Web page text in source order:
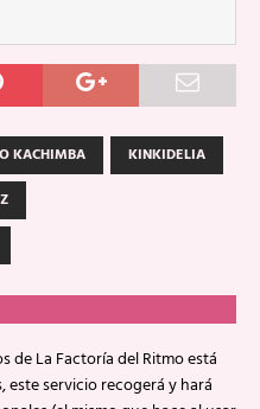
KACHIMBA
KINKIDELIA
de La Factoría del Ritmo está
este servicio recogerá y hará